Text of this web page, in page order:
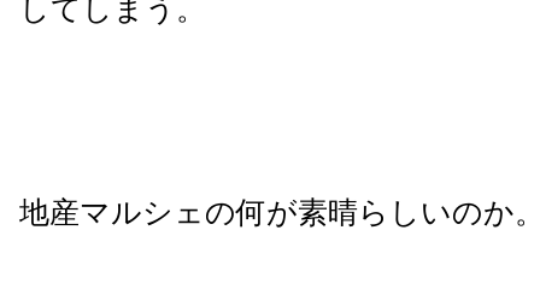
してしまう。
地産マルシェの何が素晴らしいのか